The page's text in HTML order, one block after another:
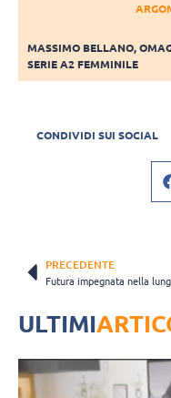
MASSIMO BELLANO,
SERIE A2 FEMMINILE
CONDIVIDI SUI SOCIAL
PRECEDENTE
ULTIMI